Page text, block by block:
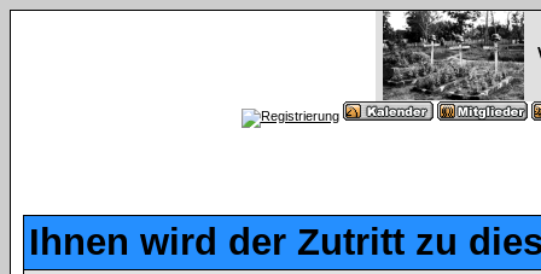
Ihnen wird der Zutritt zu